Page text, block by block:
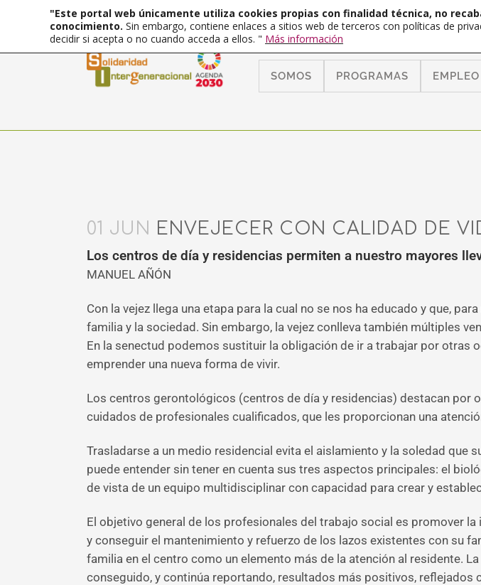
SOMOS PROGRAMAS EMPLEO
01 JUN ENVEJECER CON CALIDAD DE
Los centros de día y residencias permiten a nuestro mayores
MANUEL AÑÓN
Con la vejez llega una etapa para la cual no se nos ha educado y que,
familia y la sociedad. Sin embargo, la vejez conlleva también múltiples
En la senectud podemos sustituir la obligación de ir a trabajar por otras
emprender una nueva forma de vivir.
Los centros gerontológicos (centros de día y residencias) destacan por
cuidados de profesionales cualificados, que les proporcionan una
Trasladarse a un medio residencial evita el aislamiento y la soledad que
puede entender sin tener en cuenta sus tres aspectos principales: el
de vista de un equipo multidisciplinar con capacidad para crear y
El objetivo general de los profesionales del trabajo social es promover
y conseguir el mantenimiento y refuerzo de los lazos existentes con su
familia en el centro como un elemento más de la atención al residente.
conseguido, y continúa reportando, resultados más positivos, reflejados
"Este portal web únicamente utiliza cookies propias con finalidad técnica, no
conocimiento. Sin embargo, contiene enlaces a sitios web de terceros con políticas de
decidir si acepta o no cuando acceda a ellos. " Más información